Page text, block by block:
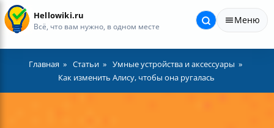
Hellowiki.ru
Всё, что вам нужно, в одном месте
Меню
Главная Статьи
Умные устройства и аксессуары
Как изменить Алису, чтобы она ругалась